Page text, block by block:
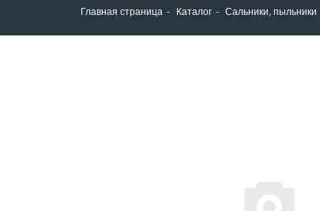
Главная страница Каталог Сальники, пыльники